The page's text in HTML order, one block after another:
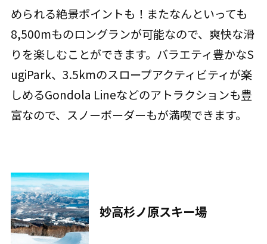
められる絶景ポイントも！またなんといっても
8,500mものロングランが可能なので、爽快な滑
りを楽しむことができます。バラエティ豊かなS
ugiPark、3.5kmのスロープアクティビティが楽
しめるGondola Lineなどのアトラクションも豊
富なので、スノーボーダーもが満喫できます。
妙高杉ノ原スキー場